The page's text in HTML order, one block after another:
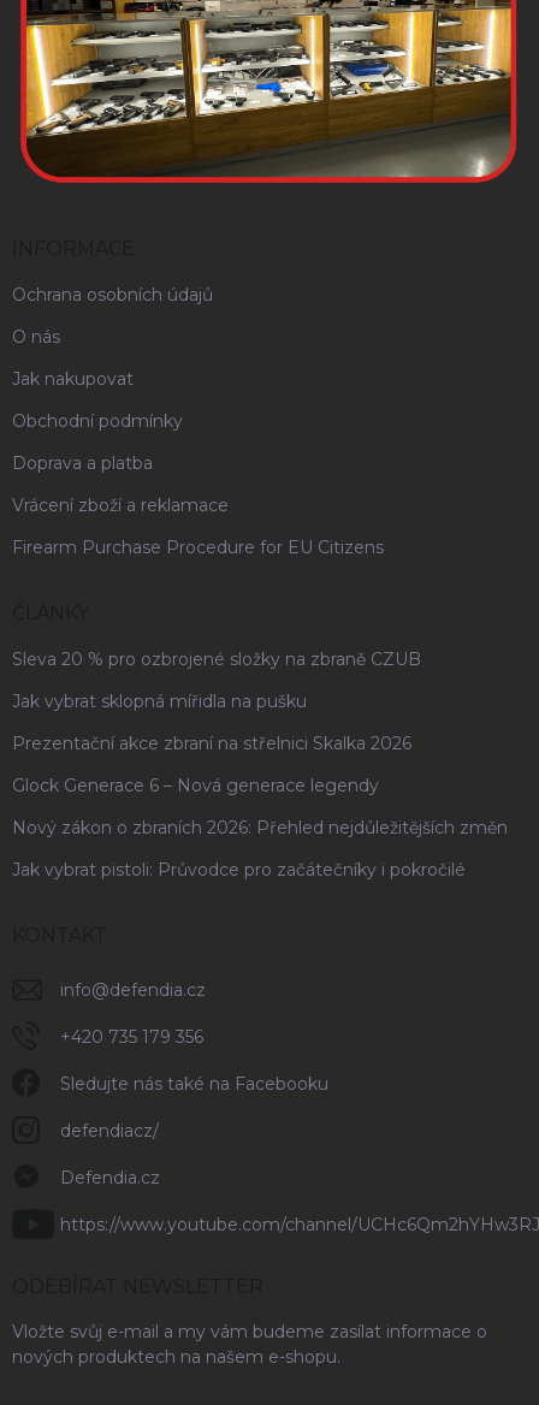
Ochrana osobních údajů
O nás
Jak nakupovat
Obchodní podmínky
Doprava a platba
Vrácení zboží a reklamace
Firearm Purchase Procedure for EU Citizens
Sleva 20 % pro ozbrojené složky na zbraně CZUB
Jak vybrat sklopná mířidla na pušku
Prezentační akce zbraní na střelnici Skalka 2026
Glock Generace 6 – Nová generace legendy
Nový zákon o zbraních 2026: Přehled nejdůležitějších změn
Jak vybrat pistoli: Průvodce pro začátečníky i pokročilé
info@defendia.cz
+420 735 179 356
Sledujte nás také na Facebooku
defendiacz/
Defendia.cz
https://www.youtube.com/channel/
Vložte svůj e-mail a my vám budeme zasílat informace o
nových produktech na našem e-shopu.